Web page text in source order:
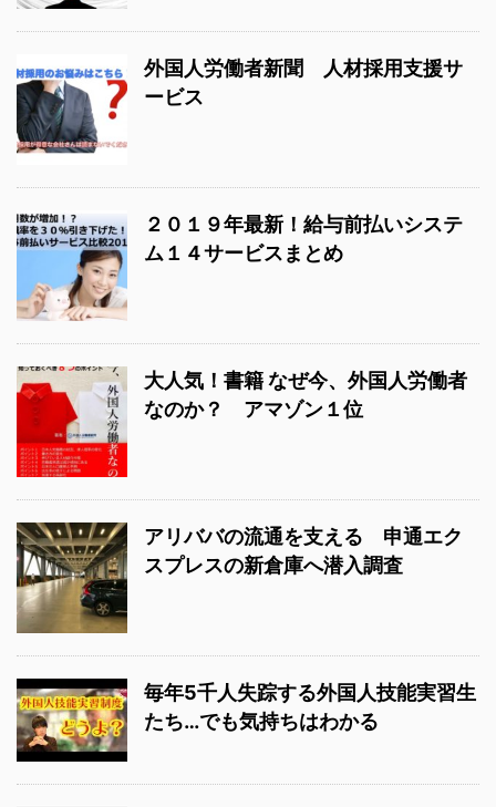
外国人労働者新聞 人材採用支援サ
ービス
２０１９年最新！給与前払いシステ
ム１４サービスまとめ
大人気！書籍 なぜ今、外国人労働者
なのか？ アマゾン１位
アリババの流通を支える 申通エク
スプレスの新倉庫へ潜入調査
毎年5千人失踪する外国人技能実習生
たち…でも気持ちはわかる